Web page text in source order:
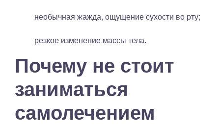
необычная жажда, ощущение сухости во рту;
резкое изменение массы тела.
Почему не стоит
заниматься
самолечением